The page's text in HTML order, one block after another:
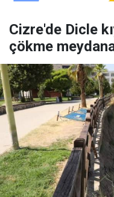
Cizre'de Dicle
çökme